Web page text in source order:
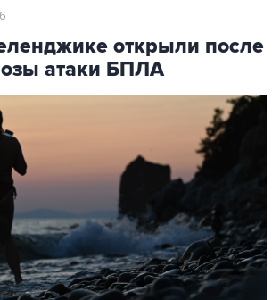
открыли после
атаки БПЛА